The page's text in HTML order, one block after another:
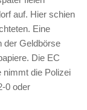
auf. Hier schien
Eine
der Geldbörse
Die EC
nimmt die Polizei
0 oder